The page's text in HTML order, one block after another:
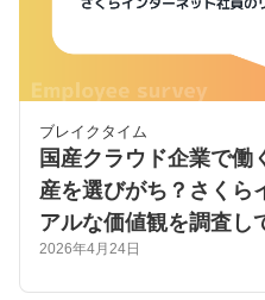
ブレイクタイム
国産クラウド企業で働
産を選びがち？さくら
アルな価値観を調査し
2026年4月24日